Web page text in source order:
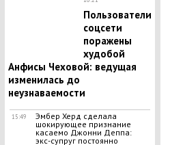
Пользователи
соцсети
поражены
худобой
Анфисы Чеховой: ведущая
изменилась до
неузнаваемости
15:49
Эмбер Херд сделала
шокирующее признание
касаемо Джонни Деппа:
экс-супруг постоянно